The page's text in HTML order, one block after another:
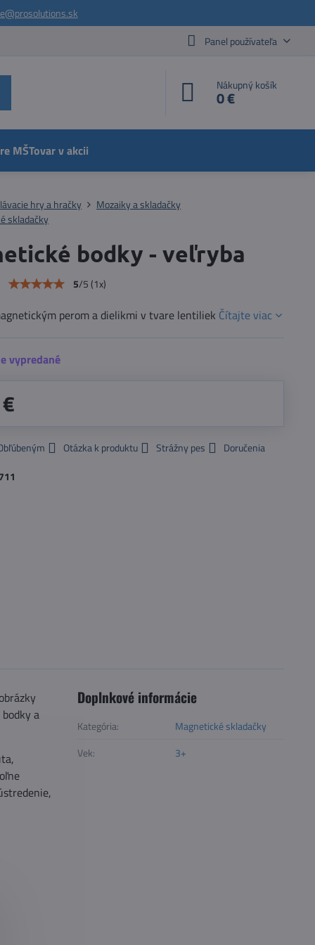
Panel používateľa
Nákupný košík
0 €
MŠTovar v akcii
hry a hračky
Mozaiky a skladačky
skladačky
bodky - veľryba
5/5(1x)
perom a dielikmi v tvare lentiliek Čítajte viac
vypredané
Otázka k produktu Strážny pes
Doručenia
a
Doplnkové informácie
Kategória:
Magnetické skladačky
Vek:
3+